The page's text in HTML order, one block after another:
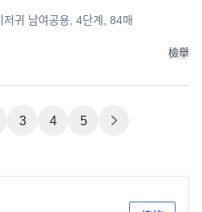
귀 남여공용, 4단계, 84매
檢舉
3 4 5